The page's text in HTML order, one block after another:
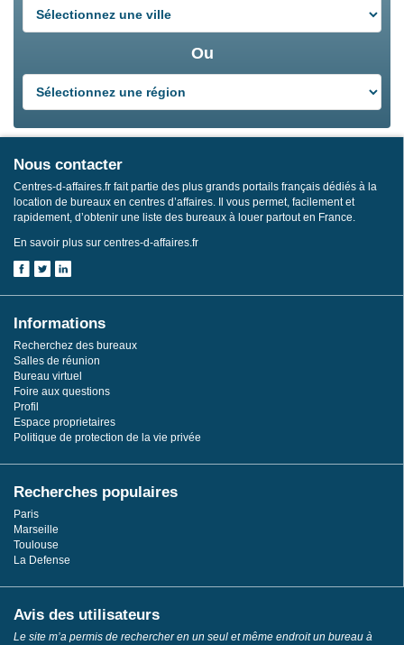
Ou
Nous contacter
Centres-d-affaires.fr fait partie des plus grands portails français dédiés à la
location de bureaux en centres d’affaires. Il vous permet, facilement et
rapidement, d’obtenir une liste des bureaux à louer partout en France.
En savoir plus sur centres-d-affaires.fr
Informations
Recherchez des bureaux
Salles de réunion
Bureau virtuel
Foire aux questions
Profil
Espace proprietaires
Politique de protection de la vie privée
Recherches populaires
Paris
Marseille
Toulouse
La Defense
Avis des utilisateurs
Le site m’a permis de rechercher en un seul et même endroit un bureau à